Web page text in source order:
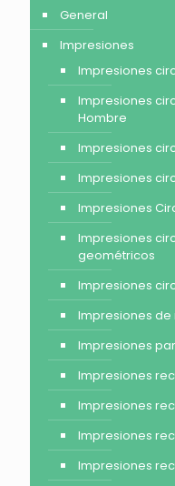
General
Impresiones
Impresiones
Impresiones
Hombre
Impresiones
Impresiones
Impresiones
Impresiones
geométricos
Impresiones
Impresiones de
Impresiones
Impresiones
Impresiones
Impresiones
Impresiones